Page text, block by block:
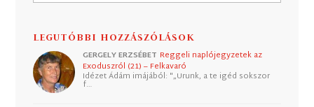
LEGUTÓBBI HOZZÁSZÓLÁSOK
GERGELY ERZSÉBET Reggeli naplójegyzetek az
Exoduszról (21) – Felkavaró
Idézet Ádám imájából: "„Urunk, a te igéd sokszor
f…